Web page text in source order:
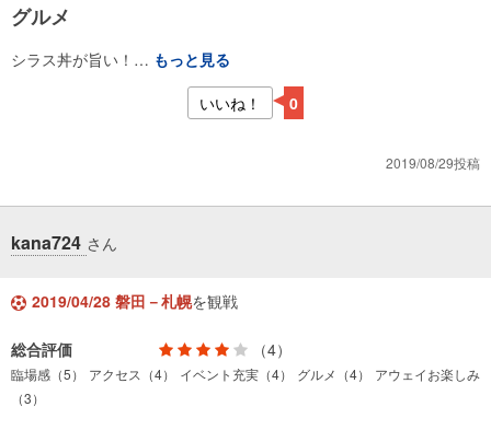
グルメ
シラス丼が旨い！… もっと見る
いいね！
0
2019/08/29投稿
kana724 さん
2019/04/28 磐田－札幌を観戦
総合評価 （4）
臨場感（5） アクセス（4） イベント充実（4） グルメ（4）
アウェイお楽しみ
（3）